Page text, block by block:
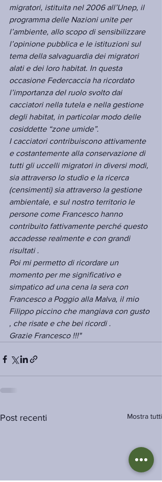
migratori, istituita nel 2006 all’Unep, il
programma delle Nazioni unite per
l’ambiente, allo scopo di sensibilizzare
l’opinione pubblica e le istituzioni sul
tema della salvaguardia dei migratori
alati e dei loro habitat. In questa
occasione Federcaccia ha ricordato
l’importanza del ruolo svolto dai
cacciatori nella tutela e nella gestione
degli habitat, in particolar modo delle
cosiddette “zone umide”.
I cacciatori contribuiscono attivamente
e costantemente alla conservazione di
tutti gli uccelli migratori in diversi modi,
sia attraverso lo studio e la ricerca
(censimenti) sia attraverso la gestione
ambientale, e sul nostro territorio le
persone come Francesco hanno
contribuito fattivamente perché questo
accadesse realmente e con grandi
risultati .
Poi mi permetto di ricordare un
momento per me significativo e
simpatico ad una cena la sera con
Francesco a Poggio alla Malva, il mio
Filippo piccino che mangiava con gusto
, che risate e che bei ricordi .
Grazie Francesco !!!"
Post recenti Mostra tutti